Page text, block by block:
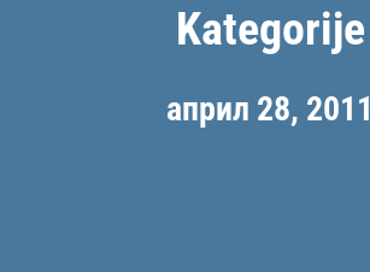
Kategorije
април 28, 2011